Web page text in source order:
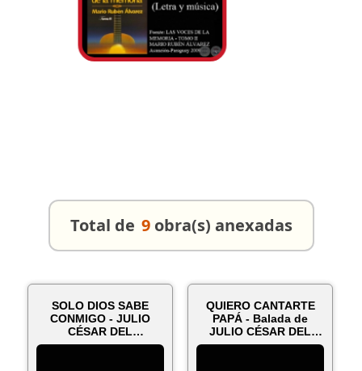
Total de 9 obra(s) anexadas
SOLO DIOS SABE
CONMIGO - JULIO
CÉSAR DEL
PARAGUAY
QUIERO CANTARTE
PAPÁ - Balada de
JULIO CÉSAR DEL
PARAGUAY